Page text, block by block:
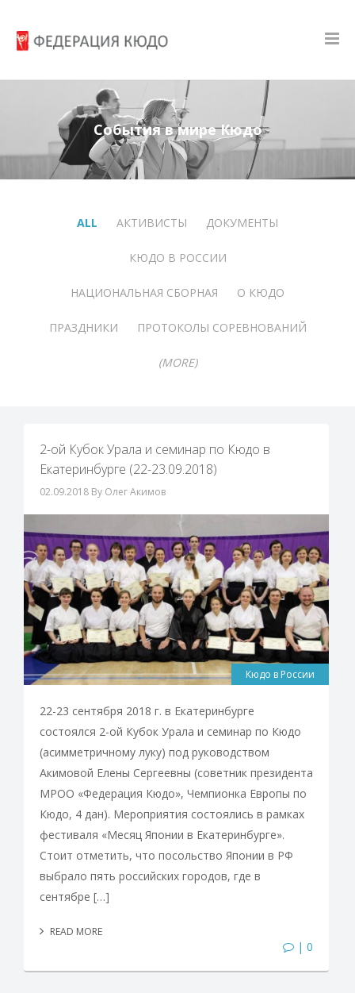
События в мире Кюдо
ALL АКТИВИСТЫ ДОКУМЕНТЫ
КЮДО В РОССИИ
НАЦИОНАЛЬНАЯ СБОРНАЯ О КЮДО
ПРАЗДНИКИ ПРОТОКОЛЫ СОРЕВНОВАНИЙ
(MORE)
2-ой Кубок Урала и семинар по Кюдо в
Екатеринбурге (22-23.09.2018)
02.09.2018 By Олег Акимов
Кюдо в России
22-23 сентября 2018 г. в Екатеринбурге
состоялся 2-ой Кубок Урала и семинар по Кюдо
(асимметричному луку) под руководством
Акимовой Елены Сергеевны (советник президента
МРОО «Федерация Кюдо», Чемпионка Европы по
Кюдо, 4 дан). Мероприятия состоялись в рамках
фестиваля «Месяц Японии в Екатеринбурге».
Стоит отметить, что посольство Японии в РФ
выбрало пять российских городов, где в
сентябре […]
READ MORE
| 0